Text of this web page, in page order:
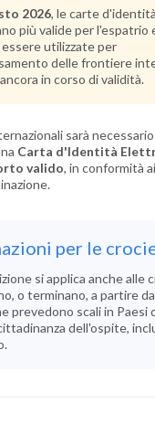
Disponibilità
Condizioni
Recensioni
2026, le carte
più valide per l'espatrio
utilizzate per
delle frontiere
in corso di validità.
sarà
Carta d'Identità
valido, in conformità
per le
si applica anche alle
o terminano, a partire
prevedono scali in Paesi
dell'ospite,